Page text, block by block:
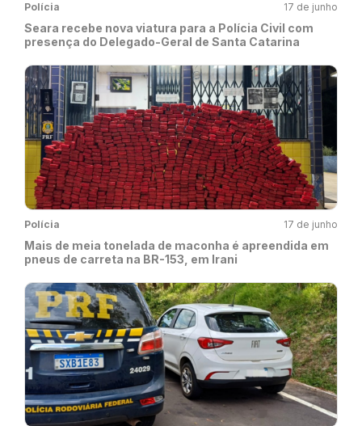
Polícia 17 de junho
Seara recebe nova viatura para a Polícia Civil com
presença do Delegado-Geral de Santa Catarina
Polícia 17 de junho
Mais de meia tonelada de maconha é apreendida em
pneus de carreta na BR-153, em Irani